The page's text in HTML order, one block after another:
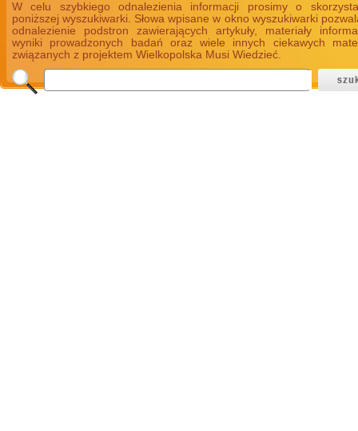
W celu szybkiego odnalezienia informacji prosimy o
poniższej wyszukiwarki. Słowa wpisane w okno wyszukiwarki
odnalezienie podstron zawierających artykuły, materiały
wyniki prowadzonych badań oraz wiele innych ciekawych
związanych z projektem Wielkopolska Musi Wiedzieć.